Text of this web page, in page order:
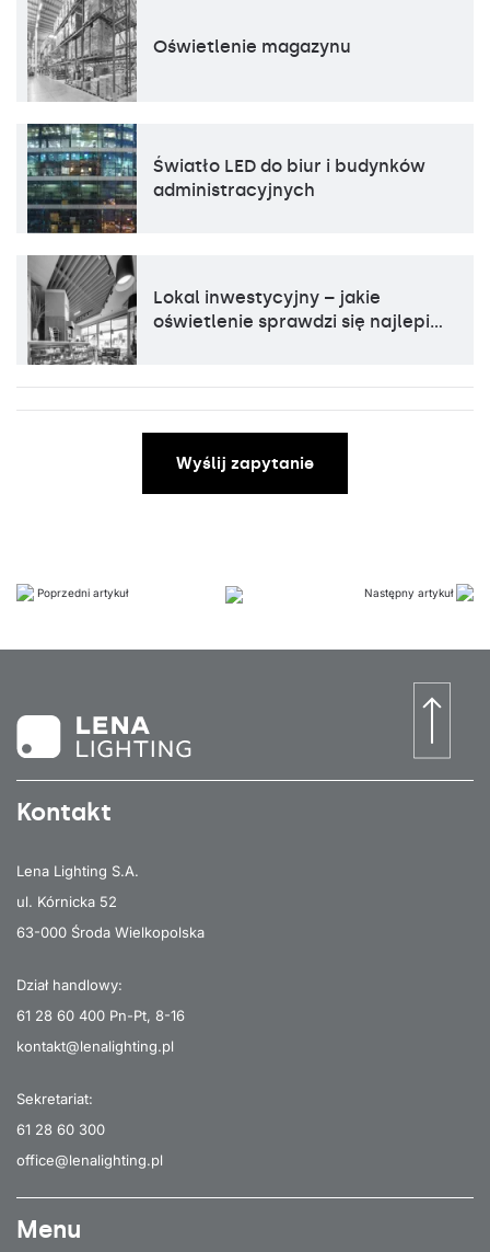
Oświetlenie magazynu
Światło LED do biur i budynków
administracyjnych
Lokal inwestycyjny – jakie
oświetlenie sprawdzi się najlepi…
Wyślij zapytanie
Poprzedni artykuł Następny artykuł
Kontakt
Lena Lighting S.A.
ul. Kórnicka 52
63-000 Środa Wielkopolska
Dział handlowy:
61 28 60 400 Pn-Pt, 8-16
kontakt@lenalighting.pl
Sekretariat:
61 28 60 300
office@lenalighting.pl
Menu